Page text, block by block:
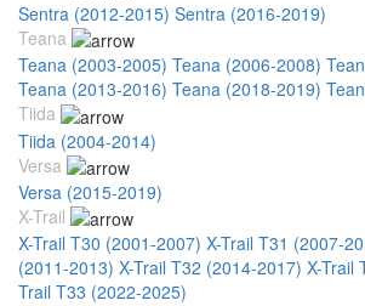
Sentra (2012-2015) Sentra (2016-2019)
Teana
Teana (2003-2005) Teana (2006-2008)
Teana (2013-2016) Teana (2018-2019)
Tiida
Tiida (2004-2014)
Versa
Versa (2015-2019)
X-Trail
X-Trail T30 (2001-2007) X-Trail T31 (2007-
(2011-2013) X-Trail T32 (2014-2017) X-Trail
Trail T33 (2022-2025)